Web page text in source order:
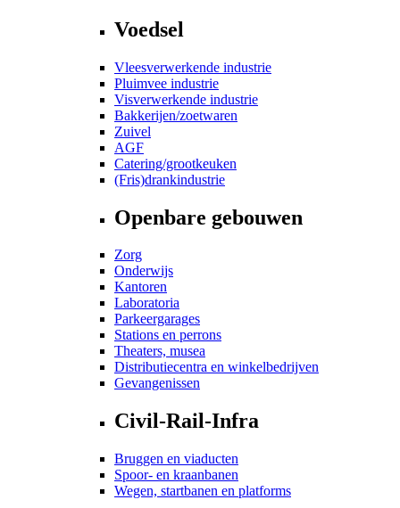
Voedsel
Vleesverwerkende industrie
Pluimvee industrie
Visverwerkende industrie
Bakkerijen/zoetwaren
Zuivel
AGF
Catering/grootkeuken
(Fris)drankindustrie
Openbare gebouwen
Zorg
Onderwijs
Kantoren
Laboratoria
Parkeergarages
Stations en perrons
Theaters, musea
Distributiecentra en winkelbedrijven
Gevangenissen
Civil-Rail-Infra
Bruggen en viaducten
Spoor- en kraanbanen
Wegen, startbanen en platforms